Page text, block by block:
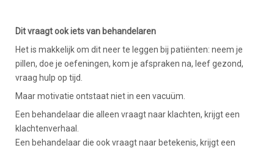
Dit vraagt ook iets van behandelaren
Het is makkelijk om dit neer te leggen bij patiënten: neem je
pillen, doe je oefeningen, kom je afspraken na, leef gezond,
vraag hulp op tijd.
Maar motivatie ontstaat niet in een vacuüm.
Een behandelaar die alleen vraagt naar klachten, krijgt een
klachtenverhaal.
Een behandelaar die ook vraagt naar betekenis, krijgt een